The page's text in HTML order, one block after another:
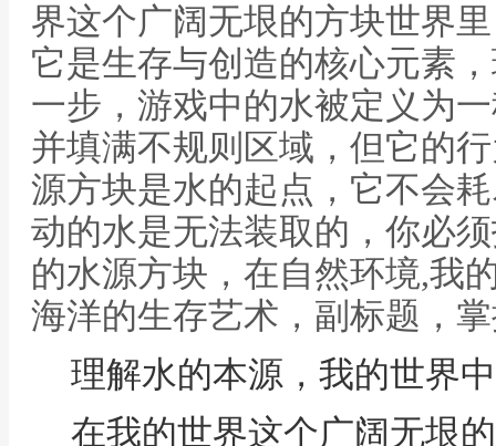
界这个广阔无垠的方块世界
它是生存与创造的核心元素
一步，游戏中的水被定义为
并填满不规则区域，但它的
源方块是水的起点，它不会
动的水是无法装取的，你必
的水源方块，在自然环境,我
海洋的生存艺术，副标题，
理解水的本源，我的世界
在我的世界这个广阔无垠